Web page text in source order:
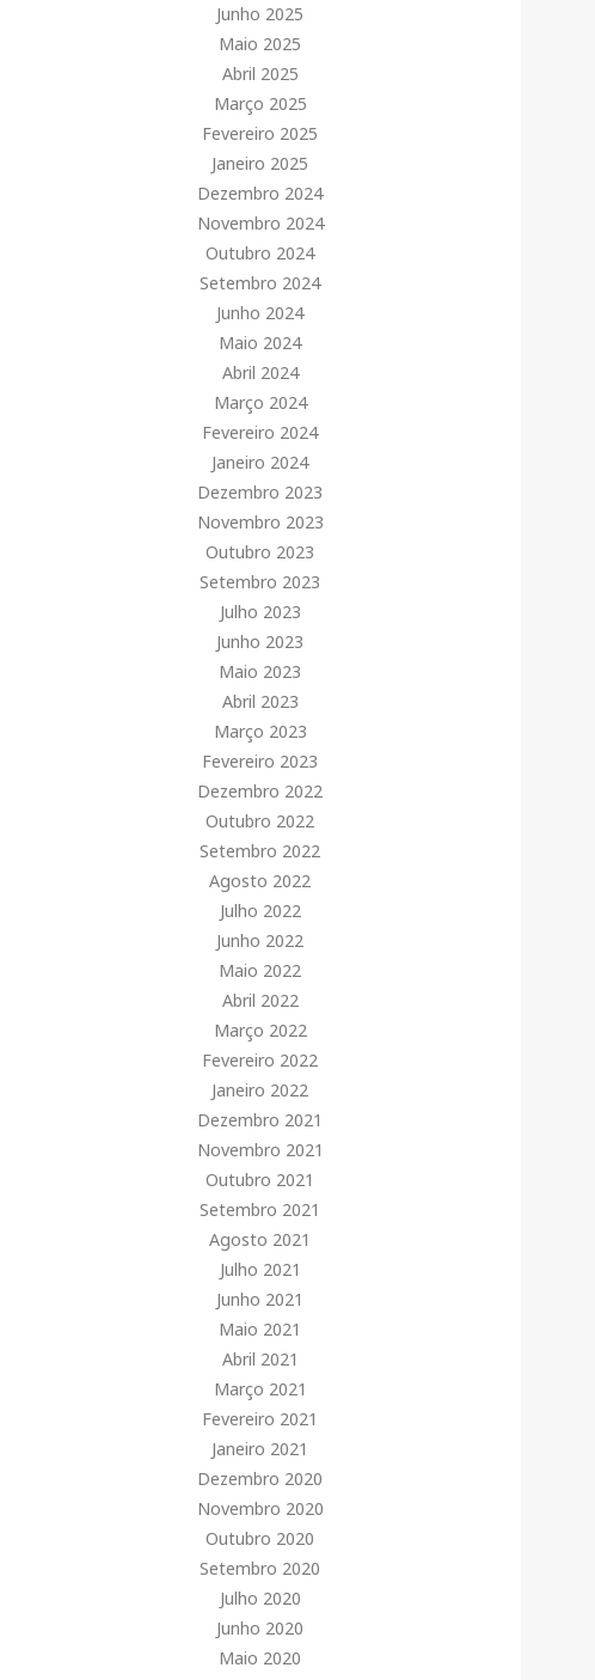
Junho 2025
Maio 2025
Abril 2025
Março 2025
Fevereiro 2025
Janeiro 2025
Dezembro 2024
Novembro 2024
Outubro 2024
Setembro 2024
Junho 2024
Maio 2024
Abril 2024
Março 2024
Fevereiro 2024
Janeiro 2024
Dezembro 2023
Novembro 2023
Outubro 2023
Setembro 2023
Julho 2023
Junho 2023
Maio 2023
Abril 2023
Março 2023
Fevereiro 2023
Dezembro 2022
Outubro 2022
Setembro 2022
Agosto 2022
Julho 2022
Junho 2022
Maio 2022
Abril 2022
Março 2022
Fevereiro 2022
Janeiro 2022
Dezembro 2021
Novembro 2021
Outubro 2021
Setembro 2021
Agosto 2021
Julho 2021
Junho 2021
Maio 2021
Abril 2021
Março 2021
Fevereiro 2021
Janeiro 2021
Dezembro 2020
Novembro 2020
Outubro 2020
Setembro 2020
Julho 2020
Junho 2020
Maio 2020